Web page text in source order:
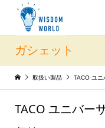
ガシェット
取扱い製品 TACO ユニ
TACO ユニバー